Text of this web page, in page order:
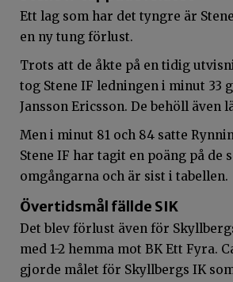
Ett lag som har det tyngre är
en ny tung förlust.
Trots att de åkte på en tidig
tog Stene IF ledningen i minut 33
Jansson Ericsson. De behöll även
Men i minut 81 och 84 satte
Stene IF har tagit en poäng på de
omgångarna och är sist i tabellen.
Övertidsmål fällde SIK
Det blev förlust även för
med 1-2 hemma mot BK Ett Fyra.
gjorde målet för Skyllbergs IK